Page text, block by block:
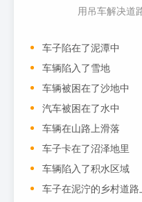
用吊车解决道
车子陷在了泥潭中
车辆陷入了雪地
车辆被困在了沙地中
汽车被困在了水中
车辆在山路上滑落
车子卡在了沼泽地里
车辆陷入了积水区域
车子在泥泞的乡村道路